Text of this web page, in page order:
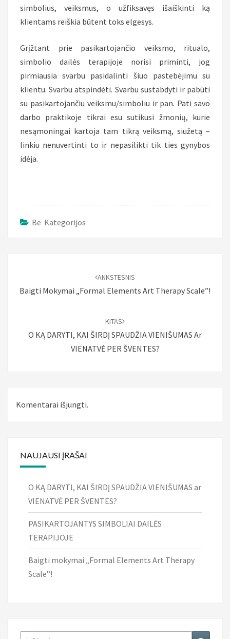
simbolius, veiksmus, o užfiksavęs išaiškinti ką
klientams reiškia būtent toks elgesys.
Grįžtant prie pasikartojančio veiksmo, ritualo,
simbolio dailės terapijoje norisi priminti, jog
pirmiausia svarbu pasidalinti šiuo pastebėjimu su
klientu. Svarbu atspindėti. Svarbu sustabdyti ir pabūti
su pasikartojančiu veiksmu/simboliu ir pan. Pati savo
darbo praktikoje tikrai esu sutikusi žmonių, kurie
nesąmoningai kartoja tam tikrą veiksmą, siužetą –
linkiu nenuvertinti to ir nepasilikti tik ties gynybos
idėja.
Be Kategorijos
ANKSTESNIS
Baigti Mokymai „Formal Elements Art Therapy Scale”!
KITAS
O KĄ DARYTI, KAI ŠIRDĮ SPAUDŽIA VIENIŠUMAS Ar
VIENATVĖ PER ŠVENTES?
Komentarai išjungti.
NAUJAUSI ĮRAŠAI
O KĄ DARYTI, KAI ŠIRDĮ SPAUDŽIA VIENIŠUMAS ar
VIENATVĖ PER ŠVENTES?
PASIKARTOJANTYS SIMBOLIAI DAILĖS
TERAPIJOJE
Baigti mokymai „Formal Elements Art Therapy
Scale”!